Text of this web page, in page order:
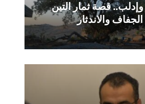
قصة ثمار التين
والاندثار